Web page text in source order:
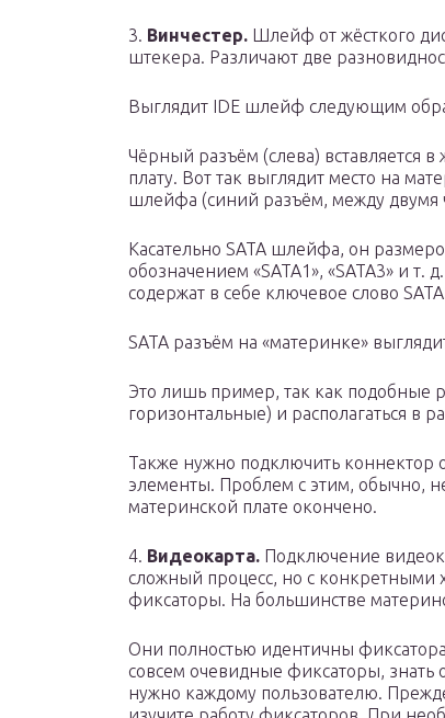
3. Винчестер. Шлейф от жёсткого
штекера. Различают две
Выглядит IDE шлейф следующим
Чёрный разъём (слева) вставляется
плату. Вот так выглядит место на
шлейфа (синий разъём, между двумя
Касательно SATA шлейфа, он
обозначением «SATA1», «SATA3» и
содержат в себе ключевое слово
SATA разъём на «материнке»
Это лишь пример, так как подобные
горизонтальные) и располагаться в
Также нужно подключить коннектор
элементы. Проблем с этим, обычно,
материнской плате окончено.
4. Видеокарта. Подключение
сложный процесс, но с конкретными
фиксаторы. На большинстве
Они полностью идентичны
совсем очевидные фиксаторы, знать
нужно каждому пользователю.